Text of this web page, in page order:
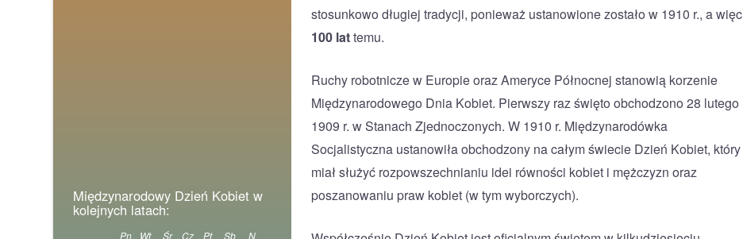
Międzynarodowy Dzień Kobiet w
kolejnych latach:
Pn Wt Śr Cz Pt Sb N
stosunkowo długiej tradycji, ponieważ ustanowione zostało w 1910 r., a więc
100 lattemu.
Ruchy robotnicze w Europie oraz Ameryce Północnej stanowią korzenie
Międzynarodowego Dnia Kobiet. Pierwszy raz święto obchodzono 28 lutego
1909 r. w Stanach Zjednoczonych. W 1910 r. Międzynarodówka
Socjalistyczna ustanowiła obchodzony na całym świecie Dzień Kobiet, który
miał służyć rozpowszechnianiu idei równości kobiet i mężczyzn oraz
poszanowaniu praw kobiet (w tym wyborczych).